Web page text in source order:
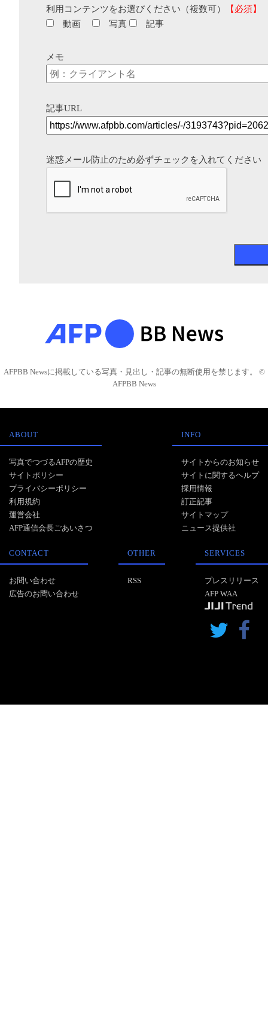
利用コンテンツをお選びください（複数可）
【必須】
動画
写真 記事
メモ
記事URL
迷惑メール防止のため必ずチェックを入れてください
AFPBB Newsに掲載している写真・見出し・記事の無断使用を禁じます。 ©
AFPBB News
ABOUT
写真でつづるAFPの歴史
サイトポリシー
プライバシーポリシー
利用規約
運営会社
AFP通信会長ごあいさつ
INFO
サイトからのお知らせ
サイトに関するヘルプ
採用情報
訂正記事
サイトマップ
ニュース提供社
CONTACT
お問い合わせ
広告のお問い合わせ
OTHER
RSS
SERVICES
プレスリリース
AFP WAA